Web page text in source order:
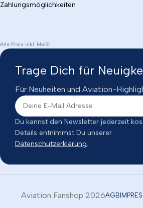
Zahlungsmöglichkeiten
Alle Preis inkl. MwSt
Trage Dich für
Für Neuheiten und Aviation-
Du kannst den Newsletter jederzeit
Details entnimmst Du unserer
Datenschutzerklärung.
Aviation Fanshop 2026AGB